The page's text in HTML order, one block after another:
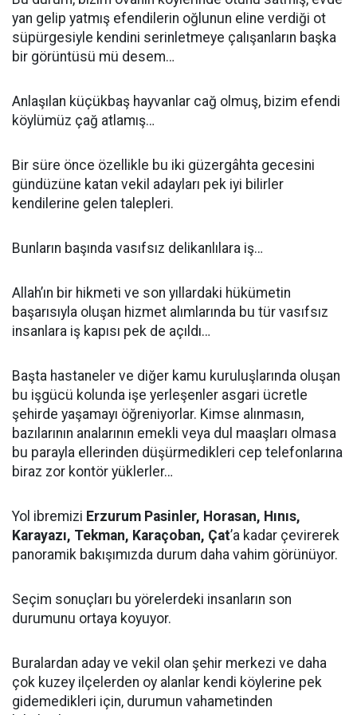
yan gelip yatmış efendilerin oğlunun eline verdiği ot
süpürgesiyle kendini serinletmeye çalışanların başka
bir görüntüsü mü desem…
Anlaşılan küçükbaş hayvanlar cağ olmuş, bizim efendi
köylümüz çağ atlamış…
Bir süre önce özellikle bu iki güzergâhta gecesini
gündüzüne katan vekil adayları pek iyi bilirler
kendilerine gelen talepleri.
Bunların başında vasıfsız delikanlılara iş…
Allah’ın bir hikmeti ve son yıllardaki hükümetin
başarısıyla oluşan hizmet alımlarında bu tür vasıfsız
insanlara iş kapısı pek de açıldı…
Başta hastaneler ve diğer kamu kuruluşlarında oluşan
bu işgücü kolunda işe yerleşenler asgari ücretle
şehirde yaşamayı öğreniyorlar. Kimse alınmasın,
bazılarının analarının emekli veya dul maaşları olmasa
bu parayla ellerinden düşürmedikleri cep telefonlarına
biraz zor kontör yüklerler…
Yol ibremizi Erzurum Pasinler, Horasan, Hınıs,
Karayazı, Tekman, Karaçoban, Çat’a kadar çevirerek
panoramik bakışımızda durum daha vahim görünüyor.
Seçim sonuçları bu yörelerdeki insanların son
durumunu ortaya koyuyor.
Buralardan aday ve vekil olan şehir merkezi ve daha
çok kuzey ilçelerden oy alanlar kendi köylerine pek
gidemedikleri için, durumun vahametinden